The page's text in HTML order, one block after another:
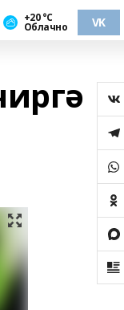
+20 °С
Облачно VK